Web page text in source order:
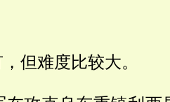
但难度比较大。